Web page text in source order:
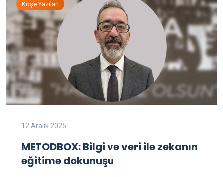
Köşe Yazıları
12 Aralık 2025
METODBOX: Bilgi ve veri ile zekanın
eğitime dokunuşu